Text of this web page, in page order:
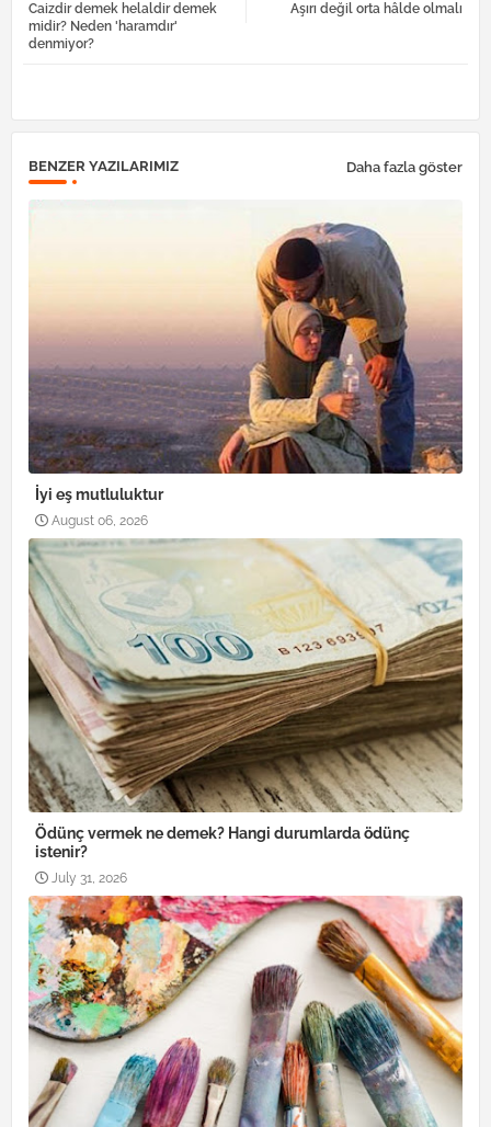
atsa
Aşırı değil orta hâlde olmalı
Caizdir demek helaldir demek
midir? Neden 'haramdır'
denmiyor?
BENZER YAZILARIMIZ Daha fazla göster
İyi eş mutluluktur
August 06, 2026
Ödünç vermek ne demek? Hangi durumlarda ödünç
istenir?
July 31, 2026